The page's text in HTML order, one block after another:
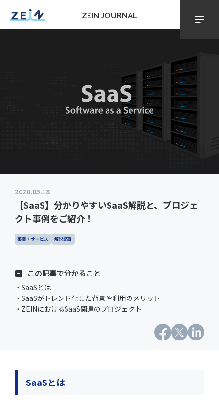
ZEIN JOURNAL
2020.05.18
【SaaS】分かりやすいSaaS解説と、プロジェ
クト事例をご紹介！
事業・サービス 解説記事
この記事で分かること
・SaaSとは
・SaaSがトレンド化した背景や利用のメリット
・ZEINにおけるSaaS関連のプロジェクト
SaaSとは